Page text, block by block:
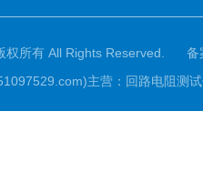
所有 All Rights Reserved.
备
主营：回路电阻